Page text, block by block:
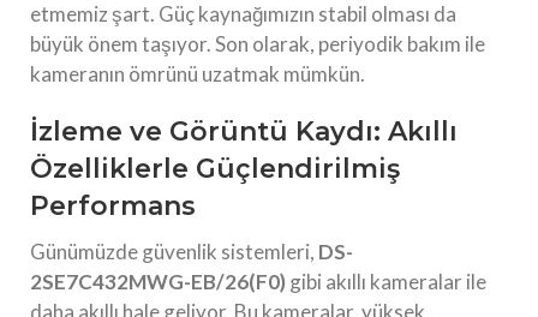
etmemiz şart. Güç kaynağımızın stabil olması da
büyük önem taşıyor. Son olarak, periyodik bakım ile
kameranın ömrünü uzatmak mümkün.
İzleme ve Görüntü Kaydı: Akıllı
Özelliklerle Güçlendirilmiş
Performans
Günümüzde güvenlik sistemleri, DS-
2SE7C432MWG-EB/26(F0) gibi akıllı kameralar ile
daha akıllı hale geliyor. Bu kameralar, yüksek